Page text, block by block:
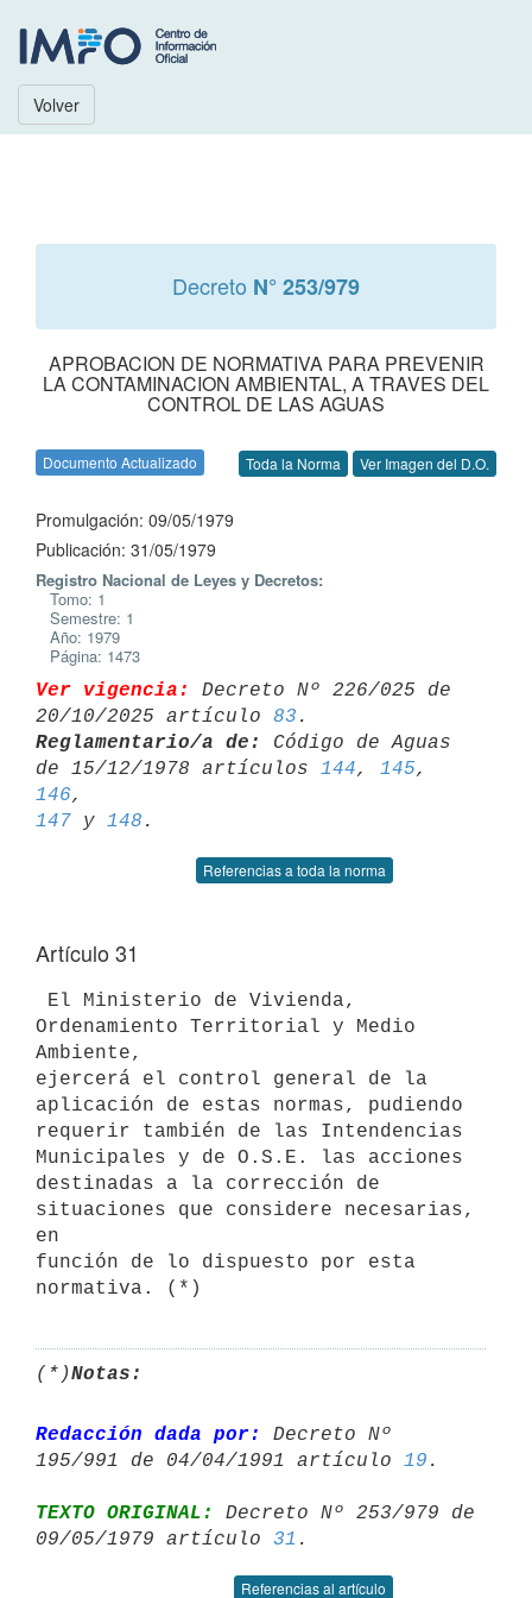
Volver
Decreto N° 253/979
APROBACION DE NORMATIVA PARA PREVENIR
LA CONTAMINACION AMBIENTAL, A TRAVES DEL
CONTROL DE LAS AGUAS
Documento Actualizado Toda la Norma Ver Imagen del D.O.
Promulgación: 09/05/1979
Publicación: 31/05/1979
Registro Nacional de Leyes y Decretos:
Tomo: 1
Semestre: 1
Año: 1979
Página: 1473
Ver vigencia:
Decreto Nº 226/025 de
20/10/2025 artículo 83
Reglamentario/a de:
Código de Aguas
de 15/12/1978 artículos 144, 145
146
147 y 148
Referencias a toda la norma
Artículo 31
Ordenamiento Territorial y Medio
Ambiente,
ejercerá el control general de la
aplicación de estas normas, pudiendo
requerir también de las Intendencias
Municipales y de O.S.E. las acciones
destinadas a la corrección de
situaciones que considere necesarias,
en
función de lo dispuesto por esta
(*)Notas:
Redacción dada por:
Decreto Nº
195/991 de 04/04/1991 artículo 19
TEXTO ORIGINAL:
Decreto Nº 253/979 de
09/05/1979 artículo 31
Referencias al artículo